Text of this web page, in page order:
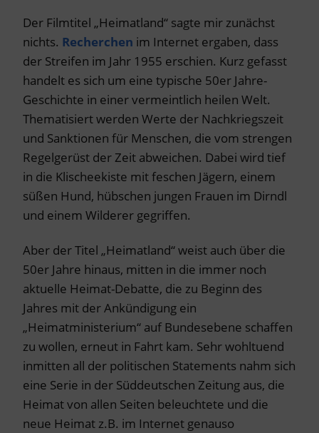
Der Filmtitel „Heimatland“ sagte mir zunächst
nichts. Recherchen im Internet ergaben, dass
der Streifen im Jahr 1955 erschien. Kurz gefasst
handelt es sich um eine typische 50er Jahre-
Geschichte in einer vermeintlich heilen Welt.
Thematisiert werden Werte der Nachkriegszeit
und Sanktionen für Menschen, die vom strengen
Regelgerüst der Zeit abweichen. Dabei wird tief
in die Klischeekiste mit feschen Jägern, einem
süßen Hund, hübschen jungen Frauen im Dirndl
und einem Wilderer gegriffen.
Aber der Titel „Heimatland“ weist auch über die
50er Jahre hinaus, mitten in die immer noch
aktuelle Heimat-Debatte, die zu Beginn des
Jahres mit der Ankündigung ein
„Heimatministerium“ auf Bundesebene schaffen
zu wollen, erneut in Fahrt kam. Sehr wohltuend
inmitten all der politischen Statements nahm sich
eine Serie in der Süddeutschen Zeitung aus, die
Heimat von allen Seiten beleuchtete und die
neue Heimat z.B. im Internet genauso